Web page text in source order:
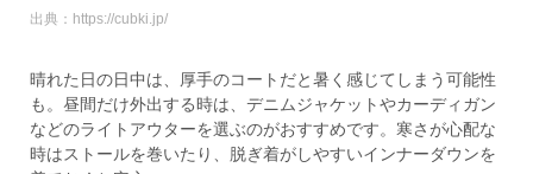
出典：https://cubki.jp/
晴れた日の日中は、厚手のコートだと暑く感じてしまう可能性
も。昼間だけ外出する時は、デニムジャケットやカーディガン
などのライトアウターを選ぶのがおすすめです。寒さが心配な
時はストールを巻いたり、脱ぎ着がしやすいインナーダウンを